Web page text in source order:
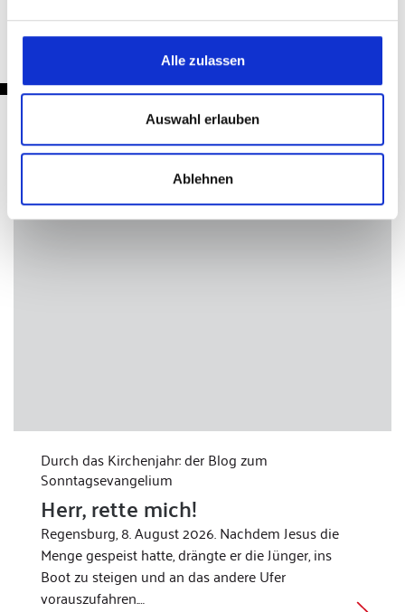
Alle zulassen
Auswahl erlauben
Ablehnen
Nachrichten
Durch das Kirchenjahr: der Blog zum
Sonntagsevangelium
Herr, rette mich!
Regensburg, 8. August 2026. Nachdem Jesus die
Menge gespeist hatte, drängte er die Jünger, ins
Boot zu steigen und an das andere Ufer
vorauszufahren.…